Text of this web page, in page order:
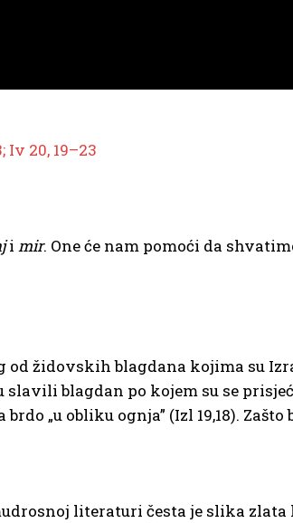
Iv 20, 19–23
i mir. One će nam pomoći da
židovskih blagdana kojima su
blagdan po kojem su se
„u obliku ognja” (Izl 19,18). Zašto
literaturi česta je slika